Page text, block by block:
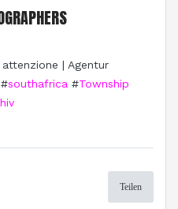
| Agentur
#southafrica #Township
Teilen